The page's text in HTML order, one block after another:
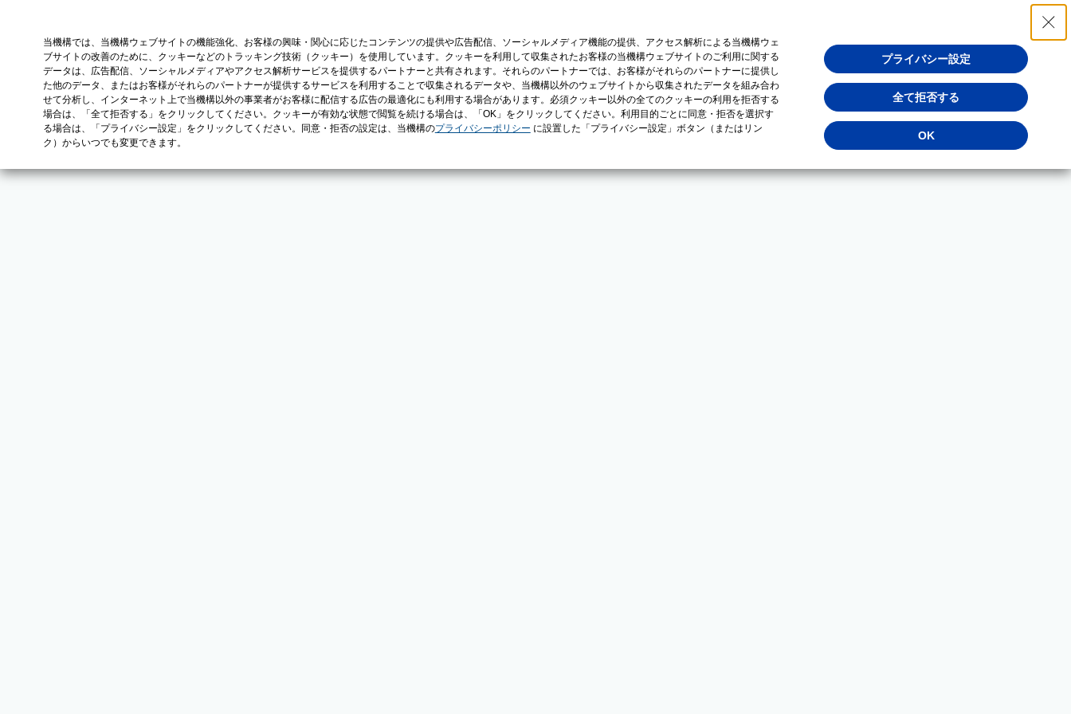
当機構では、当機構ウェブサイトの機能強化、お客様の興味・関心に応じたコンテンツの提供や広告配信、ソーシャルメディア機能の提供、アクセス解析による当機構ウェ
ブサイトの改善のために、クッキーなどのトラッキング技術（クッキー）を使用しています。クッキーを利用して収集されたお客様の当機構ウェブサイトのご利用に関する
データは、広告配信、ソーシャルメディアやアクセス解析サービスを提供するパートナーと共有されます。それらのパートナーでは、お客様がそれらのパートナーに提供し
た他のデータ、またはお客様がそれらのパートナーが提供するサービスを利用することで収集されるデータや、当機構以外のウェブサイトから収集されたデータを組み合わ
せて分析し、インターネット上で当機構以外の事業者がお客様に配信する広告の最適化にも利用する場合があります。必須クッキー以外の全てのクッキーの利用を拒否する
場合は、「全て拒否する」をクリックしてください。クッキーが有効な状態で閲覧を続ける場合は、「OK」をクリックしてください。利用目的ごとに同意・拒否を選択す
る場合は、「プライバシー設定」をクリックしてください。同意・拒否の設定は、当機構のプライバシーポリシー に設置した「プライバシー設定」ボタン（またはリン
ク）からいつでも変更できます。
プライバシー設定
全て拒否する
OK